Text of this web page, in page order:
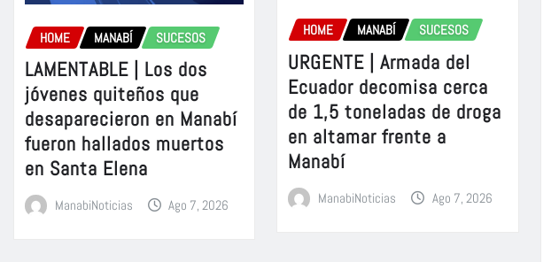
HOME MANABÍ SUCESOS
LAMENTABLE | Los dos
jóvenes quiteños que
desaparecieron en Manabí
fueron hallados muertos
en Santa Elena
ManabiNoticias Ago 7, 2026
HOME MANABÍ SUCESOS
URGENTE | Armada del
Ecuador decomisa cerca
de 1,5 toneladas de droga
en altamar frente a
Manabí
ManabiNoticias Ago 7, 2026